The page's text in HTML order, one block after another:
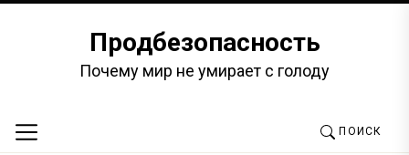
содержимомуПродбезопасность
Почему мир не умирает с голоду
ПОИСК